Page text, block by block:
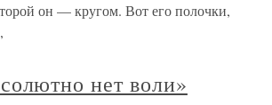
он — кругом. Вот его полочки,
нет воли»